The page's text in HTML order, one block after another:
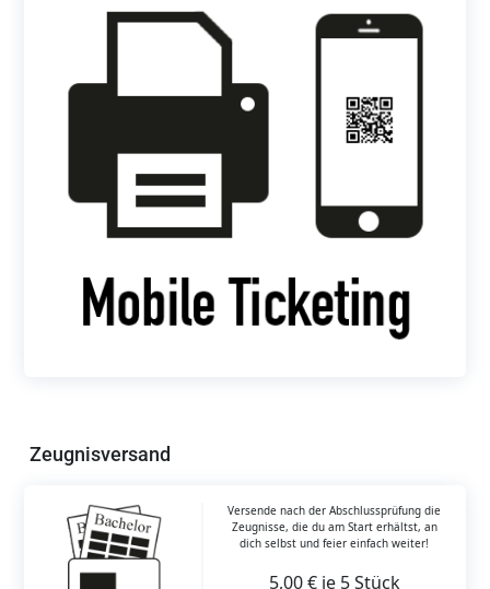
Zeugnisversand
Versende nach der Abschlussprüfung die
Zeugnisse, die du am Start erhältst, an
dich selbst und feier einfach weiter!
5,00 € je 5 Stück